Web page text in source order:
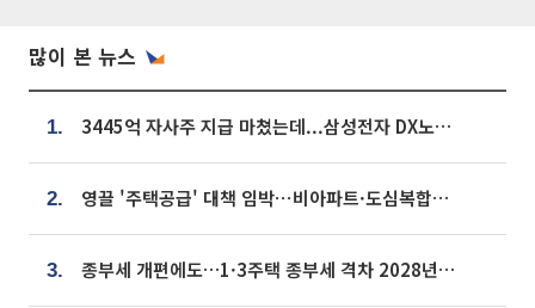
많이 본 뉴스
1. 3445억 자사주 지급 마쳤는데...삼성전자 DX노조, 뒤늦은 '떼쓰기 집회'
2. 영끌 '주택공급' 대책 임박⋯비아파트·도심복합까지 총동원
3. 종부세 개편에도…1·3주택 종부세 격차 2028년부터 확대